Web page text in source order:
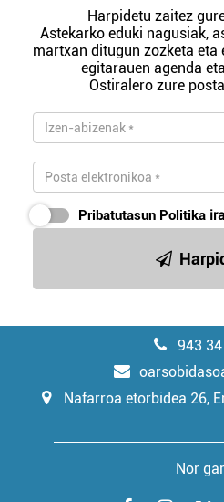
Harpidetu zaitez
Astekarko eduki nagusiak,
martxan ditugun zozketa eta
egitarauen agenda
Ostiralero zure
Pribatutasun Politika
943
Nafarroa etorbidea 26,
Nor